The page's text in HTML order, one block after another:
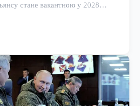
стане вакантною у 2028…